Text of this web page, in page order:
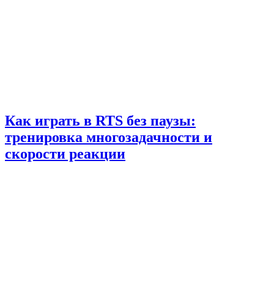
Как играть в RTS без паузы:
тренировка многозадачности и
скорости реакции